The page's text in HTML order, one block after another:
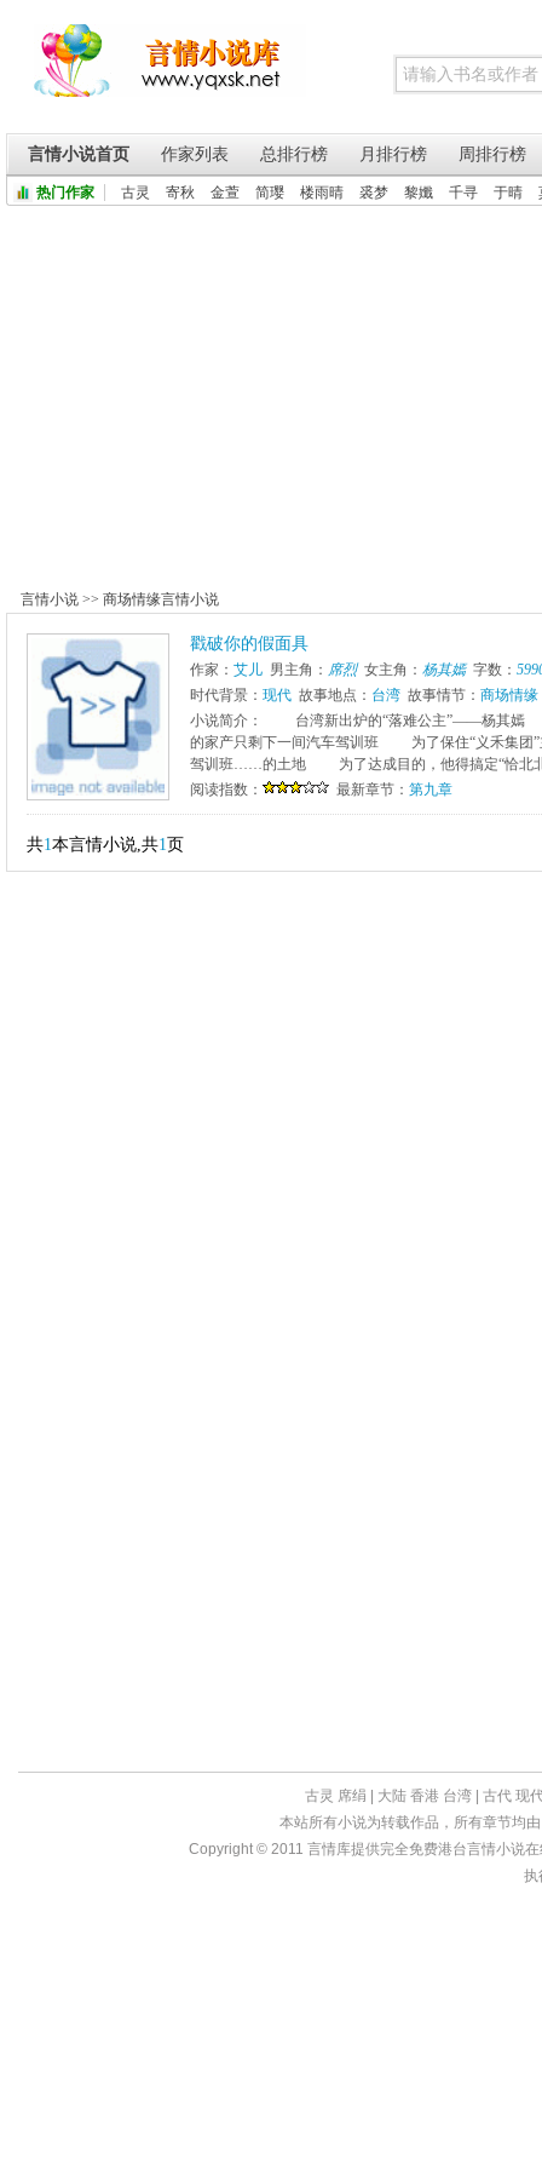
言情小说首页 作家列表 总排行榜 月排行榜 周排行榜
热门作家 古灵 寄秋 金萱 简璎 楼雨晴 裘梦 黎孅 千寻 于晴
言情小说 >> 商场情缘言情小说
戳破你的假面具
作家： 艾儿 男主角： 席烈女主角： 杨其嫣字数：
时代背景： 现代 故事地点： 台湾 故事情节： 商场情缘
小说简介： 台湾新出炉的“落难公主”――杨其
的家产只剩下一间汽车驾训班 为了保住“义禾集
驾训班……的土地 为了达成目的，他得搞定“恰北北
阅读指数：
最新章节： 第九章
共1本言情小说,共1页
古灵 席绢 大陆 香港 台湾 古代 现
本站所有小说为转载作品，所有章节均
Copyright © 2011 言情库提供完全免费港台言情小说
执